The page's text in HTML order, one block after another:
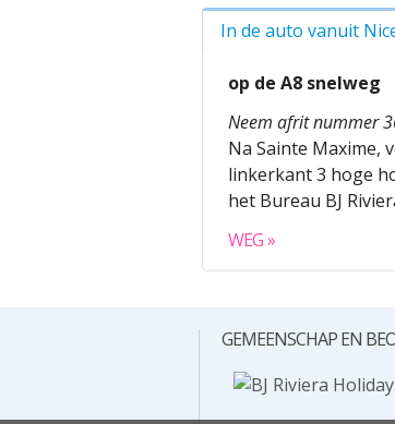
In de auto vanuit
op de A8 snelweg
Neem afrit nummer
Na Sainte Maxime,
linkerkant 3 hoge
het Bureau BJ
WEG
GEMEENSCHAP EN